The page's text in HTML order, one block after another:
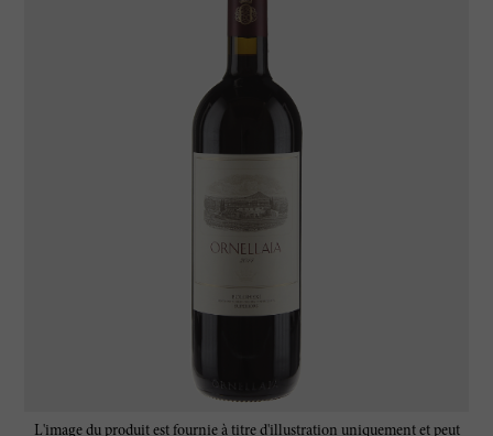
L'image du produit est fournie à titre d'illustration uniquement et peut